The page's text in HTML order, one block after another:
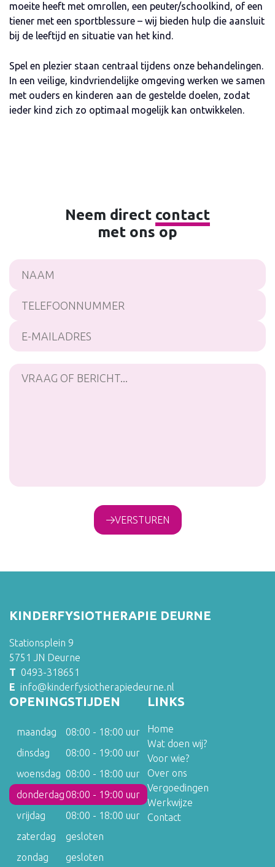
moeite heeft met omrollen, een peuter/schoolkind, of een
tiener met een sportblessure – wij bieden hulp die aansluit
bij de leeftijd en situatie van het kind.
Spel en plezier staan centraal tijdens onze behandelingen.
In een veilige, kindvriendelijke omgeving werken we samen
met ouders en kinderen aan de gestelde doelen, zodat
ieder kind zich zo optimaal mogelijk kan ontwikkelen.
Neem direct contact
met ons op
VERSTUREN
KINDERFYSIOTHERAPIE DEURNE
Stationsplein 9
5751 JN Deurne
T 0493-318651
E info@kinderfysiotherapiedeurne.nl
OPENINGSTIJDEN
maandag
08:00 - 18:00 uur
dinsdag
08:00 - 19:00 uur
woensdag 08:00 - 18:00 uur
donderdag08:00 - 19:00 uur
vrijdag
08:00 - 18:00 uur
zaterdag
gesloten
zondag
gesloten
LINKS
Home
Wat doen wij?
Voor wie?
Over ons
Vergoedingen
Werkwijze
Contact